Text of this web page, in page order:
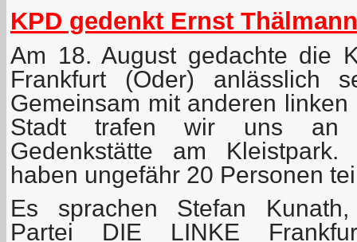
KPD gedenkt Ernst
Am 18. August gedachte die
Frankfurt (Oder) anlässlich
Gemeinsam mit anderen
Stadt trafen wir uns an
Gedenkstätte am
haben ungefähr 20 Personen
Es sprachen Stefan
Partei DIE LINKE